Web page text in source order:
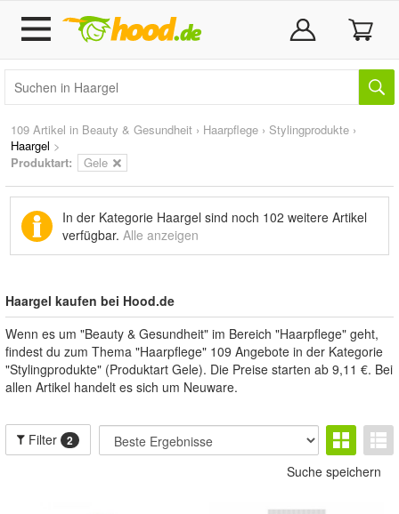
109 Artikel in Beauty & Gesundheit › Haarpflege › Stylingprodukte ›
Haargel >
Produktart:
Gele
In der Kategorie Haargel sind noch 102 weitere Artikel
verfügbar. Alle anzeigen
Haargel kaufen bei Hood.de
Wenn es um "Beauty & Gesundheit" im Bereich "Haarpflege" geht,
findest du zum Thema "Haarpflege" 109 Angebote in der Kategorie
"Stylingprodukte" (Produktart Gele). Die Preise starten ab 9,11 €. Bei
allen Artikel handelt es sich um Neuware.
Filter 2
Suche speichern